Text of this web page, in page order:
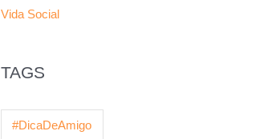
Vida Social
TAGS
#DicaDeAmigo